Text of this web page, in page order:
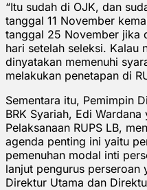
“Itu sudah di OJK, dan
tanggal 11 November
tanggal 25 November jika
hari setelah seleksi. Kalau
dinyatakan memenuhi
melakukan penetapan di
Sementara itu, Pemimpin
BRK Syariah, Edi
Pelaksanaan RUPS LB,
agenda penting ini yaitu
pemenuhan modal inti
lanjut pengurus perseroan
Direktur Utama dan